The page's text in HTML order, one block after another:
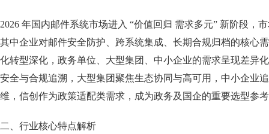
2026 年国内邮件系统市场进入 “价值回归 需求多元” 新阶段，
其中企业对邮件安全防护、跨系统集成、长期合规归档的核心
化转型深化，政务单位、大型集团、中小企业的需求呈现差异
安全与合规追溯，大型集团聚焦生态协同与高可用，中小企业
维，信创作为政策适配类需求，成为政务及国企的重要选型参
二、行业核心特点解析